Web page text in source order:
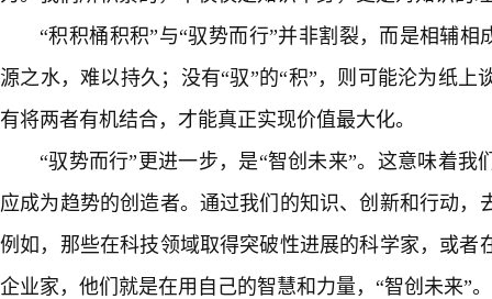
“积积桶积积”与“驭势而行”并非割裂，而是相辅相
源之水，难以持久；没有“驭”的“积”，则可能沦为纸上
有将两者有机结合，才能真正实现价值最大化。
“驭势而行”更进一步，是“智创未来”。这意味着我
应成为趋势的创造者。通过我们的知识、创新和行动，
例如，那些在科技领域取得突破性进展的科学家，或者
企业家，他们就是在用自己的智慧和力量，“智创未来”。